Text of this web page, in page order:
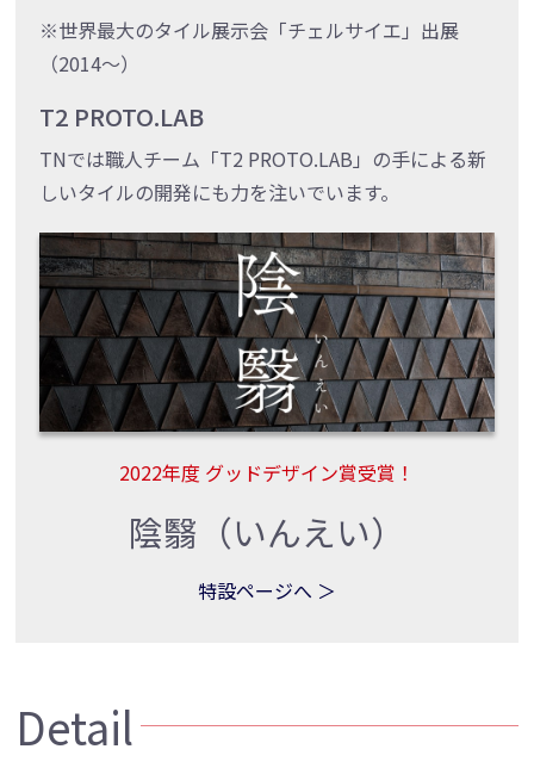
※世界最大のタイル展示会「チェルサイエ」出展
（2014～）
T2 PROTO.LAB
TNでは職人チーム「T2 PROTO.LAB」の手による新
しいタイルの開発にも力を注いでいます。
2022年度 グッドデザイン賞受賞！
陰翳（いんえい）
特設ページへ ＞
Detail